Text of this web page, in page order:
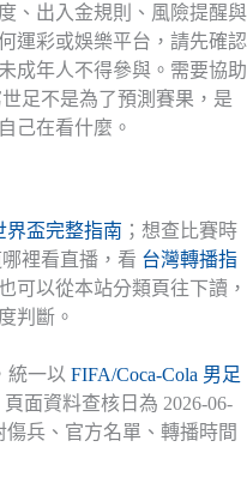
、出入金規則、風險提醒與
運彩或娛樂平台，請先確認
成年人不得參與。需要協助
足不是為了預測賽果，是
己在看什麼。
界盃完整指南 ；想查比賽時
哪裡看直播，看 台灣轉播指
可以從本站分類頁往下讀，
判斷。
統一以 FIFA/Coca-Cola 男足
面資料查核日為 2026-06-
兵、官方名單、轉播時間